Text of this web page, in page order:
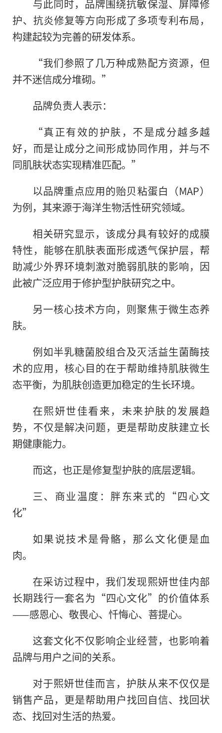
与此同时，品牌围绕抗敏保湿、屏障修
护、抗炎修复等方向形成了多项专利布局，
构建起较为完善的研发体系。
“我们参照了几万种成熟配方资源，但
并不迷信成分堆砌。”
品牌负责人表示：
“真正有效的护肤，不是成分越多越
好，而是让成分之间形成协同作用，并与不
同肌肤状态实现精准匹配。”
以品牌重点应用的贻贝粘蛋白（MAP）
为例，其来源于海洋生物活性研究领域。
相关研究显示，该成分具有较好的成膜
特性，能够在肌肤表面形成透气保护层，帮
助减少外界环境刺激对脆弱肌肤的影响，因
此被广泛应用于修护型护肤研究之中。
另一核心技术方向，则聚焦于微生态养
肤。
例如半乳糖菌胶组合及灭活益生菌酶技
术的应用，核心目的在于帮助维持肌肤微生
态平衡，为肌肤创造更加稳定的生长环境。
在熙妍世佳看来，未来护肤的发展趋
势，不仅是解决问题，更是帮助皮肤建立长
期健康能力。
而这，也正是修复型护肤的底层逻辑。
三、商业温度：胖东来式的“四心文
化”
如果说技术是骨骼，那么文化便是血
肉。
在采访过程中，我们发现熙妍世佳内部
长期践行一套名为“四心文化”的价值体系
——感恩心、敬畏心、忏悔心、菩提心。
这套文化不仅影响企业经营，也影响着
品牌与用户之间的关系。
对于熙妍世佳而言，护肤从来不仅仅是
销售产品，更是帮助用户找回自信、找回状
态、找回对生活的热爱。